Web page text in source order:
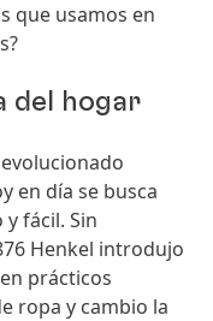
que usamos en
del hogar
en día se busca
fácil. Sin
Henkel introdujo
prácticos
ropa y cambio la